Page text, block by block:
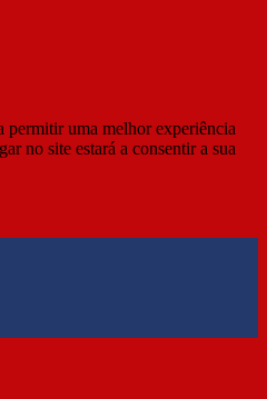
permitir uma melhor experiência
no site estará a consentir a sua